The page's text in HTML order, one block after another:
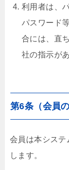
利用者は、
パスワード
合には、直
社の指示が
第6条（会員
会員は本システ
します。